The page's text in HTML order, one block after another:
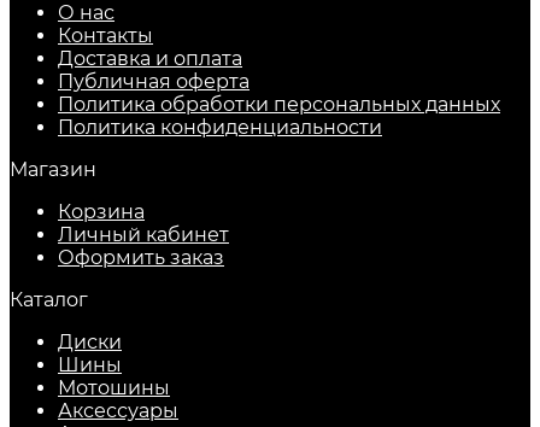
О нас
Контакты
Доставка и оплата
Публичная оферта
Политика обработки персональных данных
​Политика конфиденциальности
Магазин
Корзина
Личный кабинет
Оформить заказ
Каталог
Диски
Шины
Мотошины
Аксессуары